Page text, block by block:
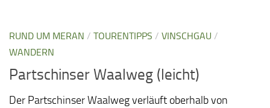
RUND UM MERAN / TOURENTIPPS / VINSCHGAU /
WANDERN
Partschinser Waalweg (leicht)
Der Partschinser Waalweg verläuft oberhalb von